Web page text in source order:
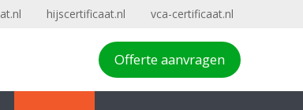
hijscertificaat.nl vca-certificaat.nl
Offerte aanvragen